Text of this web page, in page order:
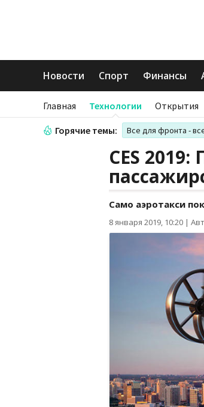
Новости Спорт Финансы
Главная Технологии Открытия
Горячие темы: Все для фронта -
CES
Само аэротакси
8 января 2019, 10:20 |